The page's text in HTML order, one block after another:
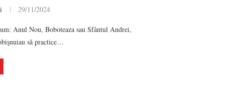
29/11/2024
Anul Nou, Boboteaza sau Sfântul Andrei,
să practice…